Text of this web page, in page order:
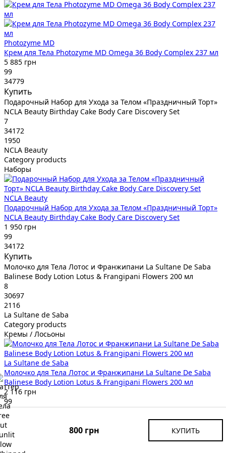
800 грн КУПИТЬ
Photozyme MD
Крем для Тела Photozyme MD Omega 36 Body Complex 237 мл
5 885 грн
99
34779
Купить
Подарочный Набор для Ухода за Телом «Праздничный Торт»
NCLA Beauty Birthday Cake Body Care Discovery Set
7
34172
1950
NCLA Beauty
Category products
Наборы
NCLA Beauty
Подарочный Набор для Ухода за Телом «Праздничный Торт»
NCLA Beauty Birthday Cake Body Care Discovery Set
1 950 грн
99
34172
Купить
Молочко для Тела Лотос и Франжипани La Sultane De Saba
Balinese Body Lotion Lotus & Frangipani Flowers 200 мл
8
30697
2116
La Sultane de Saba
Category products
Кремы / Лосьоны
La Sultane de Saba
Молочко для Тела Лотос и Франжипани La Sultane De Saba
Balinese Body Lotion Lotus & Frangipani Flowers 200 мл
2 116 грн
99
30697
Купить
Антивозрастное Увлажняющее Растительное Молочко для
Тела Hempz Age Defying Herbal Body Moisturizer 500 мл
9